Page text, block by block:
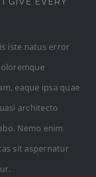
iste natus error
eaque ipsa quae
architecto
Nemo enim
sit aspernatur